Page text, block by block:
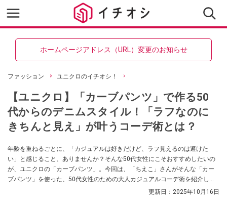
ホームページアドレス（URL）変更のお知らせ
ファッション ユニクロのイチオシ！
【ユニクロ】「カーブパンツ」で作る50
代からのデニムスタイル！「ラフなのに
きちんと見え」が叶うコーデ術とは？
年齢を重ねるごとに、「カジュアルは好きだけど、ラフ見えるのは避けた
い」と感じること、ありませんか？そんな50代女性にこそおすすめしたいの
が、ユニクロの「カーブパンツ」。今回は、「ちえこ」さんがそんな「カー
ブパンツ」を使った、50代女性のための大人カジュアルコーデ術を紹介して
更新日： 2025年10月16日